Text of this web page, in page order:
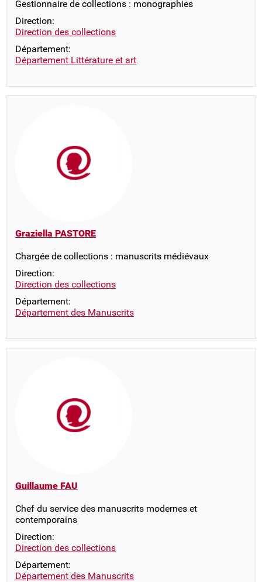
Gestionnaire de collections : monographies
Direction:
Direction des collections
Département:
Département Littérature et art
Graziella PASTORE
Chargée de collections : manuscrits médiévaux
Direction:
Direction des collections
Département:
Département des Manuscrits
Guillaume FAU
Chef du service des manuscrits modernes et
contemporains
Direction:
Direction des collections
Département:
Département des Manuscrits